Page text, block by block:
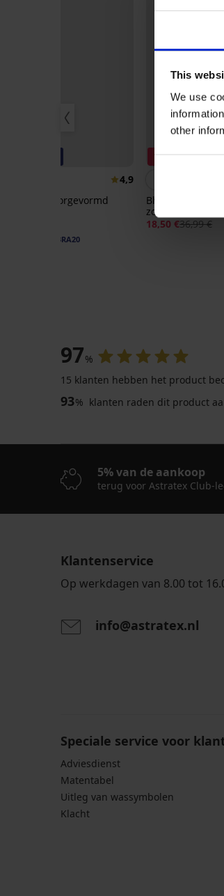
This
We use
other
4,9
Violeta voorgevormd
BRA20
Korting -50%
Bh Soft Lace II
zonder beugel
18,50 €36,99 €
97%
15 klanten hebben het product
93% klanten raden dit product
5% van de aankoop
terug voor Astratex Club-
Klantenservice
Op werkdagen van 8.00 tot
info@astratex.nl
Speciale service voor
Adviesdienst
Matentabel
Uitleg van wassymbolen
Klacht